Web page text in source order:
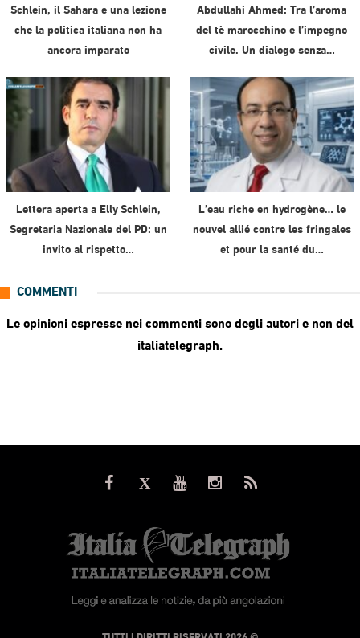
Schlein, il Sahara e una lezione
che la politica italiana non ha
ancora imparato
Abdullahi Ahmed: Tra l’aroma
del tè marocchino e l’impegno
civile. Un dialogo senza…
Lettera aperta a Elly Schlein,
Segretaria Nazionale del PD: un
invito al rispetto…
L’eau riche en hydrogène… le
nouvel allié contre les fringales
et pour la santé du…
COMMENTI
Le opinioni espresse nei commenti sono degli autori e non del
italiatelegraph.